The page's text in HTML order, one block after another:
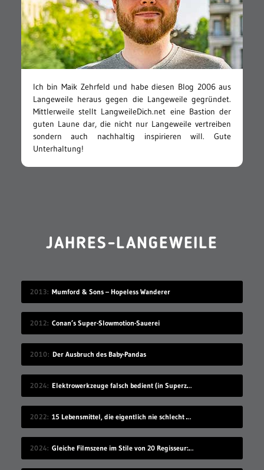
Ich bin Maik Zehrfeld und habe diesen Blog 2006 aus
Langeweile heraus gegen die Langeweile gegründet.
Mittlerweile stellt LangweileDich.net eine Bastion der
guten Laune dar, die nicht nur Langeweile vertreiben
sondern auch nachhaltig inspirieren will. Gute
Unterhaltung!
JAHRES-LANGEWEILE
2013 Mumford & Sons – Hopeless Wanderer
2012 Conan’s Super-Slowmotion-Sauerei
2010 Der Ausbruch des Baby-Pandas
2024 Elektrowerkzeuge falsch bedient (in Superzeitlupe)
2022 15 Lebensmittel, die eigentlich nie schlecht werden
2024 Gleiche Filmszene im Stile von 20 Regisseur:innen